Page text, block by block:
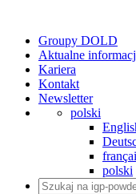
Groupy DOLD
Aktualne
Kariera
Kontakt
Newsletter
polski
polski